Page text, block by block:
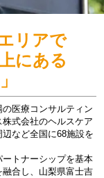
リアで
にある
医療コンサルティン
式会社のヘルスケア
など全国に68施設を
トナーシップを基本
合し、山梨県富士吉